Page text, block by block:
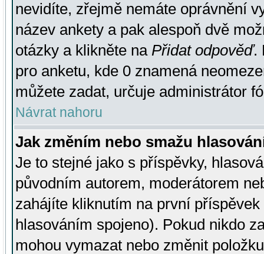
nevidíte, zřejmě nemáte oprávnění
název ankety a pak alespoň dvě
otázky a klikněte na Přidat odpověď.
pro anketu, kde 0 znamená
můžete zadat, určuje administrátor
Návrat nahoru
Jak změním nebo smažu
Je to stejné jako s příspěvky,
původním autorem, moderátorem
zahájíte kliknutím na první
hlasováním spojeno). Pokud nikdo
mohou vymazat nebo změnit